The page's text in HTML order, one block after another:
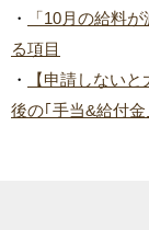
・
「10月の給料
る項目
・
【申請しない
後の｢手当&給付金